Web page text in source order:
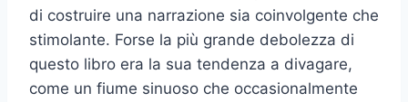
di costruire una narrazione sia coinvolgente che
stimolante. Forse la più grande debolezza di
questo libro era la sua tendenza a divagare,
come un fiume sinuoso che occasionalmente